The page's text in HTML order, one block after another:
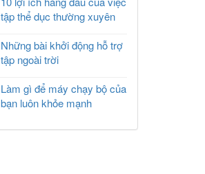
tập thể dục thường xuyên
Những bài khởi động hỗ trợ
tập ngoài trời
Làm gì để máy chạy bộ của
bạn luôn khỏe mạnh